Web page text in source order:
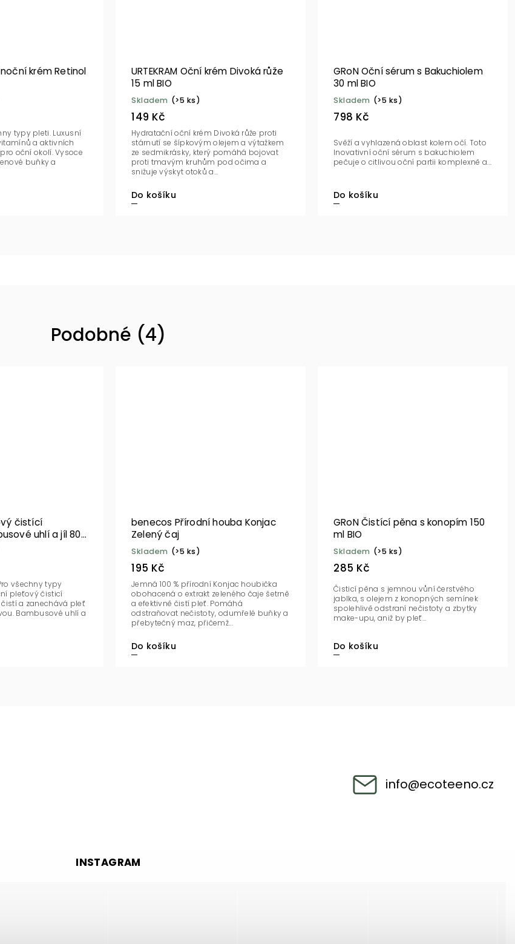
noční krém Retinol
typy pleti. Luxusní
a aktivních
oční okolí. Vysoce
buňky a
URTEKRAM Oční krém Divoká růže
15 ml BIO
Skladem (>5 ks)
149 Kč
Do košíku
Hydratační oční krém Divoká růže proti
stárnutí se šípkovým olejem a výtažkem
ze sedmikrásky, který pomáhá bojovat
proti tmavým kruhům pod očima a
snižuje výskyt otoků a...
GRoN Oční sérum s Bakuchiolem
30 ml BIO
Skladem (>5 ks)
798 Kč
Do košíku
Svěží a vyhlazená oblast kolem očí. Toto
Inovativní oční sérum s bakuchiolem
pečuje o citlivou oční partii komplexně a...
Podobné (4)
čistící
uhlí a jíl 80
všechny typy
pleťový čisticí
a zanechává pleť
Bambusové uhlí a
benecos Přírodní houba Konjac
Zelený čaj
Skladem (>5 ks)
195 Kč
Do košíku
Jemná 100 % přírodní Konjac houbička
obohacená o extrakt zeleného čaje šetrně
a efektivně čistí pleť. Pomáhá
odstraňovat nečistoty, odumřelé buňky a
přebytečný maz, přičemž...
GRoN Čistící pěna s konopím 150
ml BIO
Skladem (>5 ks)
285 Kč
Do košíku
Čisticí pěna s jemnou vůní čerstvého
jablka, s olejem z konopných semínek
spolehlivě odstraní nečistoty a zbytky
make-upu, aniž by pleť...
info@ecoteeno.cz
INSTAGRAM